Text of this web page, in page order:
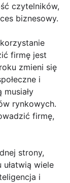
czytelników,
biznesowy.
firmę jest
zmieni się
i
rynkowych.
firmę,
strony,
wiele
i